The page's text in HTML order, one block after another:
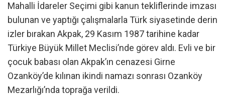
Mahalli İdareler Seçimi gibi kanun tekliflerinde imzası
bulunan ve yaptığı çalışmalarla Türk siyasetinde derin
izler bırakan Akpak, 29 Kasım 1987 tarihine kadar
Türkiye Büyük Millet Meclisi’nde görev aldı. Evli ve bir
çocuk babası olan Akpak’ın cenazesi Girne
Ozanköy’de kılınan ikindi namazı sonrası Ozanköy
Mezarlığı’nda toprağa verildi.